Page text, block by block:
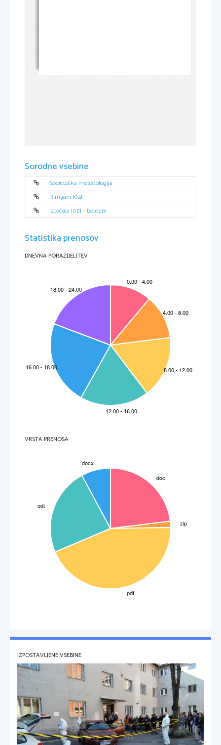
Sorodne vsebine
Sociološka metodologija
Rimljani [04]
Izločala [02] - bolezni
Statistika prenosov
DNEVNA PORAZDELITEV
VRSTA PRENOSA
IZPOSTAVLJENE VSEBINE